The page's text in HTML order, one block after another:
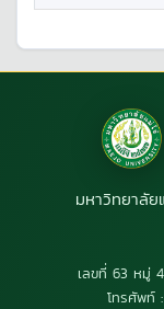
มหาวิทยาลัย
เลขที่ 63 หมู่
โทรศัพท์